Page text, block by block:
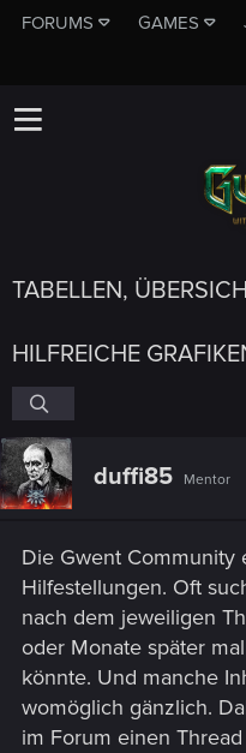
FORUMS GAMES
TABELLEN,
HILFREICHE
duffi85 Mentor
Die Gwent Community
Hilfestellungen. Oft
nach dem jeweiligen
oder Monate später
könnte. Und manche
womöglich gänzlich.
im Forum einen